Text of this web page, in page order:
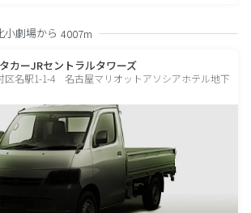
小劇場から 4007m
カーJRセントラルタワーズ
区名駅1-1-4 名古屋マリオットアソシアホテル地下